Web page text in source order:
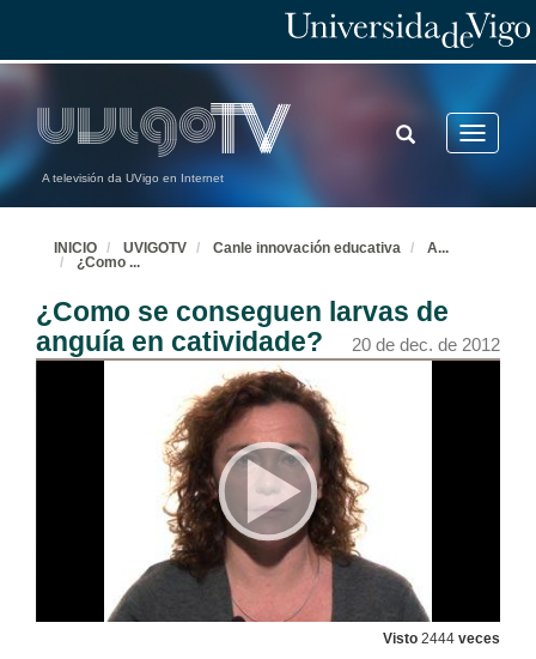
A televisión da UVigo en Internet
Toggle
TOGGLE
SEARCH
INICIO UVIGOTV Canle innovación educativa A...
¿Como ...
¿Como se conseguen larvas de
anguía en catividade?
20 de dec. de 2012
Visto 2444 veces